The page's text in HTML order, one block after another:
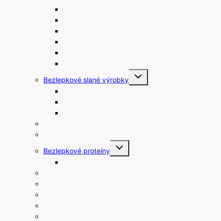
Bezlepkové slané výrobky
Toggle
Bezlepkové proteíny
Toggle